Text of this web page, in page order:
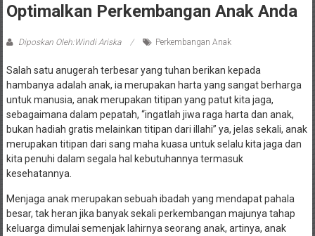
Optimalkan Perkembangan Anak Anda
Diposkan Oleh:Windi Ariska Perkembangan Anak
Salah satu anugerah terbesar yang tuhan berikan kepada
hambanya adalah anak, ia merupakan harta yang sangat berharga
untuk manusia, anak merupakan titipan yang patut kita jaga,
sebagaimana dalam pepatah, “ingatlah jiwa raga harta dan anak,
bukan hadiah gratis melainkan titipan dari illahi” ya, jelas sekali, anak
merupakan titipan dari sang maha kuasa untuk selalu kita jaga dan
kita penuhi dalam segala hal kebutuhannya termasuk
kesehatannya.
Menjaga anak merupakan sebuah ibadah yang mendapat pahala
besar, tak heran jika banyak sekali perkembangan majunya tahap
keluarga dimulai semenjak lahirnya seorang anak, artinya, anak